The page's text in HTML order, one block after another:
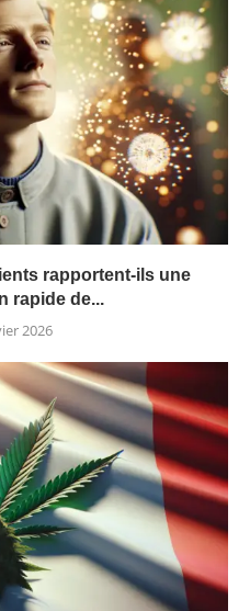
rapportent-ils une
rapide de...
2026